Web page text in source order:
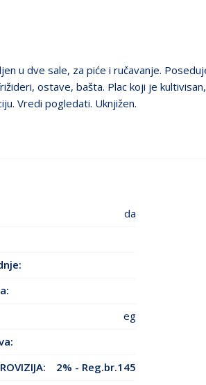
u dve sale, za piće i ručavanje.
ostave, bašta. Plac koji je
Vredi pogledati. Uknjižen.
da
:
:
eg
2% - Reg.br.145